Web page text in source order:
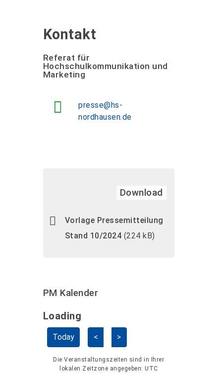
Kontakt
Referat für
Hochschulkommunikation und
Marketing
presse@hs-
nordhausen.de
Download
Vorlage Pressemitteilung
Stand 10/2024 (224 kB)
PM Kalender
Kalender überspringen
Loading - current view is
Loading
Today < >
Die Veranstaltungszeiten sind in Ihrer
lokalen Zeitzone angegeben: UTC